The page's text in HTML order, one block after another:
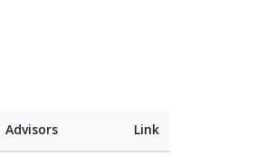
Advisors Link